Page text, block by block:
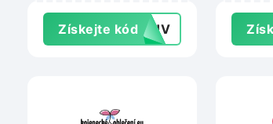
Bambule.cz
Získejte kódN2HV